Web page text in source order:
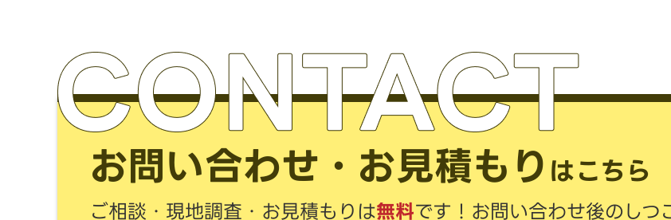
お問い合わせ・ お見積もり はこちら
ご相談・現地調査・お見積もりは無料です！ お問い合わせ後のしつ